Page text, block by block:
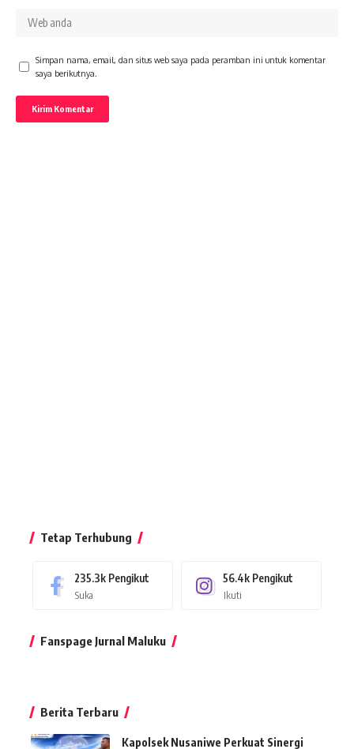
Simpan nama, email, dan situs web saya pada peramban ini untuk komentar
saya berikutnya.
Tetap Terhubung
235.3k Pengikut
Suka
56.4k Pengikut
Ikuti
Fanspage Jurnal Maluku
Berita Terbaru
Kapolsek Nusaniwe Perkuat Sinergi